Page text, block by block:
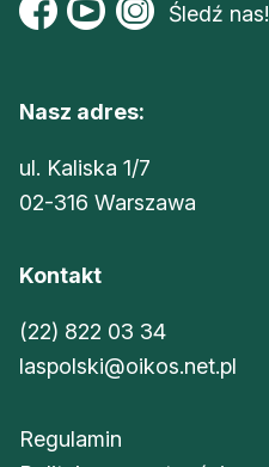
Śledź nas!
Nasz adres:
ul. Kaliska 1/7
02-316 Warszawa
Kontakt
(22) 822 03 34
laspolski@oikos.net.pl
Regulamin